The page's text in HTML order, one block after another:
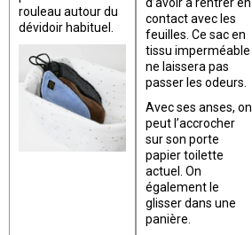
rouleau autour du
dévidoir habituel.
contact avec les
feuilles. Ce sac en
tissu imperméable
ne laissera pas
passer les odeurs.
Avec ses anses, on
peut l’accrocher
sur son porte
papier toilette
actuel. On
également le
glisser dans une
panière.